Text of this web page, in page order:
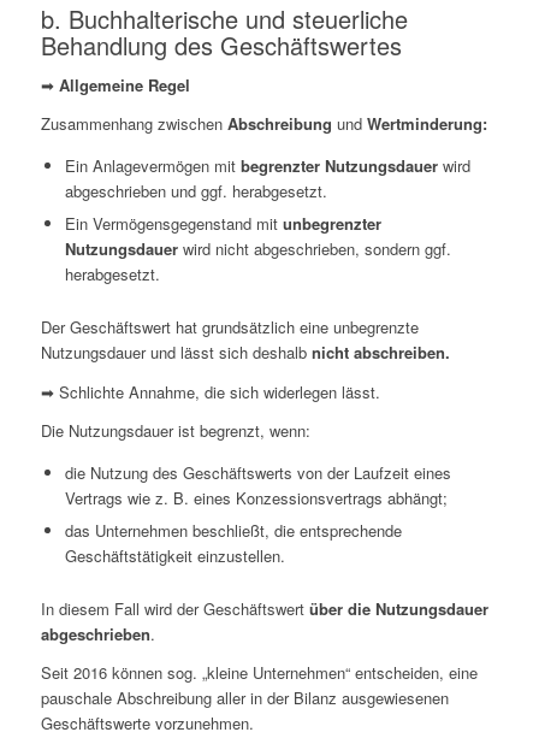
b. Buchhalterische und steuerliche
Behandlung des Geschäftswertes
➡ Allgemeine Regel
Zusammenhang zwischen Abschreibung und Wertminderung:
Ein Anlagevermögen mit begrenzter Nutzungsdauerwird
abgeschrieben und ggf. herabgesetzt.
Ein Vermögensgegenstand mit unbegrenzter
Nutzungsdauerwird nicht abgeschrieben, sondern ggf.
herabgesetzt.
Der Geschäftswert hat grundsätzlich eine unbegrenzte
Nutzungsdauer und lässt sich deshalb nicht abschreiben.
➡ Schlichte Annahme, die sich widerlegen lässt.
Die Nutzungsdauer ist begrenzt, wenn:
die Nutzung des Geschäftswerts von der Laufzeit eines
Vertrags wie z. B. eines Konzessionsvertrags abhängt;
das Unternehmen beschließt, die entsprechende
Geschäftstätigkeit einzustellen.
In diesem Fall wird der Geschäftswertüber die Nutzungsdauer
abgeschrieben.
Seit 2016 können sog. „kleine Unternehmen“ entscheiden, eine
pauschale Abschreibung aller in der Bilanz ausgewiesenen
Geschäftswerte vorzunehmen.